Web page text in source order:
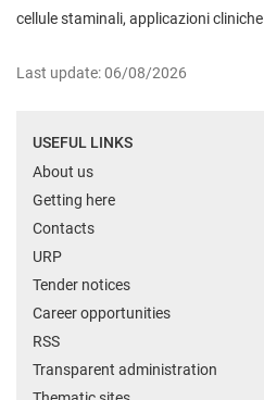
cellule staminali, applicazioni cliniche
Last update: 06/08/2026
USEFUL LINKS
About us
Getting here
Contacts
URP
Tender notices
Career opportunities
RSS
Transparent administration